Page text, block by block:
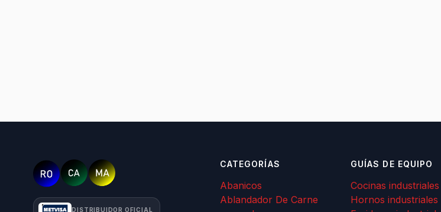
DISTRIBUIDOR OFICIAL
CATEGORÍAS
Abanicos
Ablandador De Carne
GUÍAS DE EQUIPO
Cocinas industriales
Hornos industriales